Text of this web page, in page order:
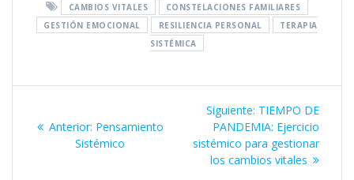
CAMBIOS VITALES
CONSTELACIONES FAMILIARES
GESTIÓN EMOCIONAL
RESILIENCIA PERSONAL
TERAPIA
SISTÉMICA
de Anterior: Entrada
anterior:
Pensamiento
Sistémico
Siguiente: Siguiente
entrada:
TIEMPO DE
PANDEMIA: Ejercicio
sistémico para gestionar
los cambios vitales